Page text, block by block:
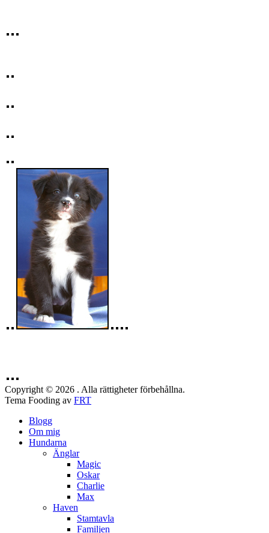
Copyright © 2026 . Alla rättigheter förbehållna.
Tema Fooding av FRT
Blogg
Om mig
Hundarna
Änglar
Magic
Oskar
Charlie
Max
Haven
Stamtavla
Familjen